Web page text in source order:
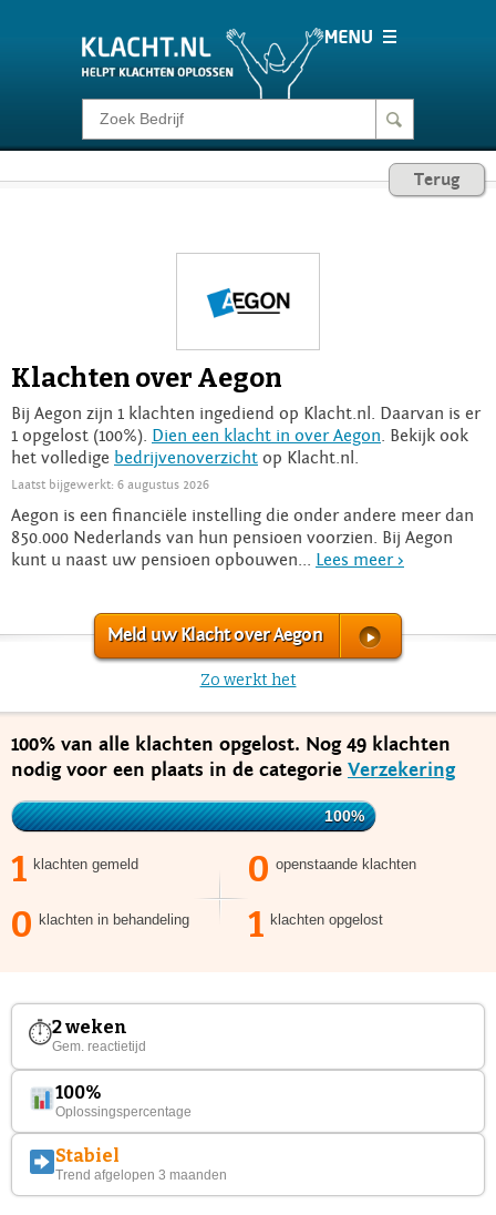
Klacht melden
Login
Terug
Klachten over Aegon
Bij Aegon zijn 1 klachten ingediend op Klacht.nl. Daarvan is er
1 opgelost (100%). Dien een klacht in over Aegon . Bekijk ook
het volledige bedrijvenoverzicht op Klacht.nl.
Laatst bijgewerkt: 6 augustus 2026
Aegon is een financiële instelling die onder andere meer dan
850.000 Nederlands van hun pensioen voorzien. Bij Aegon
kunt u naast uw pensioen opbouwen... Lees meer >
Meld uw Klacht over Aegon
Zo werkt het
100% van alle klachten opgelost. Nog 49 klachten
nodig voor een plaats in de categorie Verzekering
100%
1 klachten gemeld 0 openstaande klachten
0 klachten in behandeling 1 klachten opgelost
⏱2 weken
Gem. reactietijd
100%
Oplossingspercentage
Stabiel
Trend afgelopen 3 maanden